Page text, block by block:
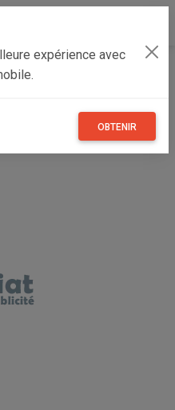
expérience avec
OBTENIR
Zaghouan